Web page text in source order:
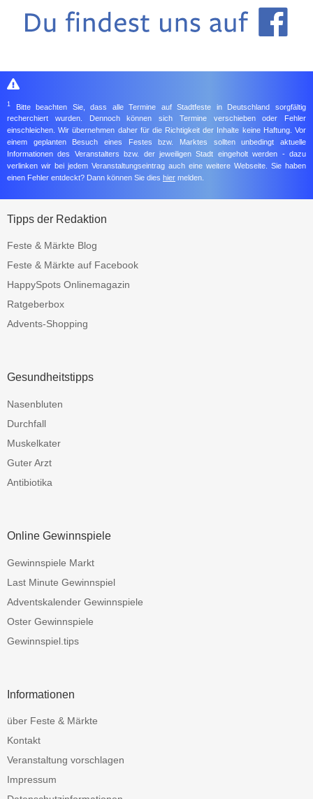
1
Bitte beachten Sie, dass alle Termine auf Stadtfeste in Deutschland sorgfältig
recherchiert wurden. Dennoch können sich Termine verschieben oder Fehler
einschleichen. Wir übernehmen daher für die Richtigkeit der Inhalte keine Haftung. Vor
einem geplanten Besuch eines Festes bzw. Marktes sollten unbedingt aktuelle
Informationen des Veranstalters bzw. der jeweiligen Stadt eingeholt werden - dazu
verlinken wir bei jedem Veranstaltungseintrag auch eine weitere Webseite. Sie haben
einen Fehler entdeckt? Dann können Sie dies hier melden.
Tipps der Redaktion
Feste & Märkte Blog
Feste & Märkte auf Facebook
HappySpots Onlinemagazin
Ratgeberbox
Advents-Shopping
Gesundheitstipps
Nasenbluten
Durchfall
Muskelkater
Guter Arzt
Antibiotika
Online Gewinnspiele
Gewinnspiele Markt
Last Minute Gewinnspiel
Adventskalender Gewinnspiele
Oster Gewinnspiele
Gewinnspiel.tips
Informationen
über Feste & Märkte
Kontakt
Veranstaltung vorschlagen
Impressum